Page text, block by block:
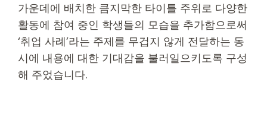
가운데에 배치한 큼지막한 타이틀 주위로 다양한
활동에 참여 중인 학생들의 모습을 추가함으로써
‘취업 사례’라는 주제를 무겁지 않게 전달하는 동
시에 내용에 대한 기대감을 불러일으키도록 구성
해 주었습니다.